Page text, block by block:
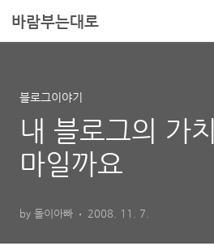
바람부는대로
블로그이야기
내 블로그의 가
마일까요
by 돌이아빠 2008. 11. 7.